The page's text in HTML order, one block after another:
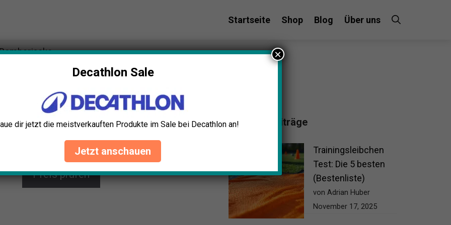
Startseite Shop Blog Über uns
Nike Seahawks Herren-Bomberjacke
Zeige deine Treue mit der Nike Seattle Seahawks
Bomberjacke. Stilvolles Design, 100% Polyester,
Logodetails und praktische Taschen machen sie
Preis prüfen
Beliebte Beiträge
Trainingsleibchen
Test: Die 5 besten
(Bestenliste)
von Adrian Huber
November 17, 2025
Decathlon Sale
dir jetzt die meistverkauften Produkte im Sale bei Decathlon an!
Jetzt anschauen
×